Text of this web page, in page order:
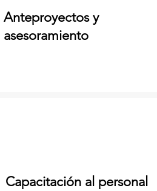
Anteproyectos y
asesoramiento
Capacitación al personal